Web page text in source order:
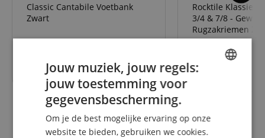
Classic Cantabile Voetbank
Zwart
7,50€
Rocktile
3/4 & 7/8 -
Rugzakriemen
Recensies van klanten
Jouw muziek, jouw regels:
jouw toestemming voor
gegevensbescherming.
Om je de best mogelijke ervaring op onze
website te bieden, gebruiken we cookies.